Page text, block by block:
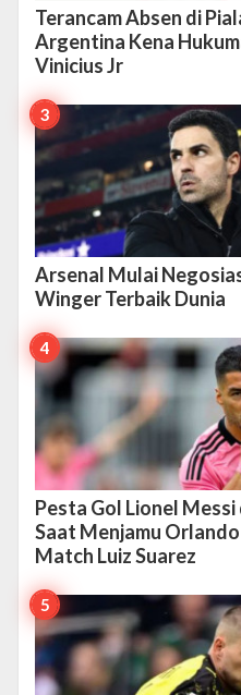
Terancam Absen di
Argentina Kena
Vinicius Jr
Arsenal Mulai
Winger Terbaik Dunia
Pesta Gol Lionel Messi
Saat Menjamu
Match Luiz Suarez